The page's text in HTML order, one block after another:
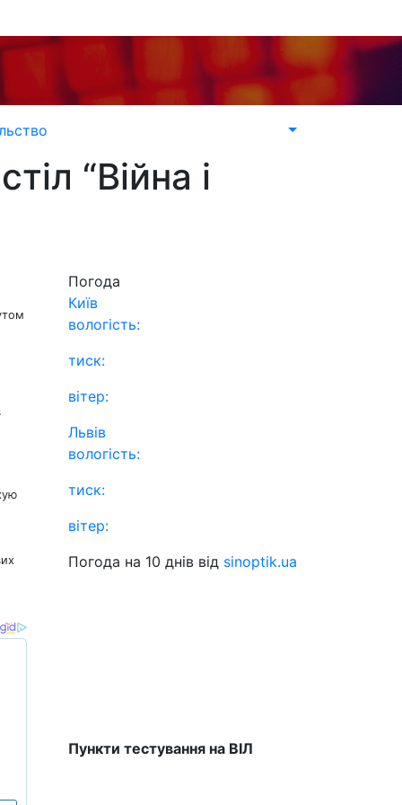
“Війна і
Погода
Київ
вологість:
тиск:
вітер:
Львів
вологість:
тиск:
вітер:
Погода на 10 днів від sinoptik.ua
Пункти тестування на ВІЛ